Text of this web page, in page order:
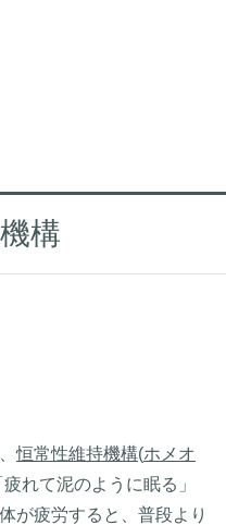
構
恒常性維持機構(ホメオ
れて泥のように眠る」
が疲労すると、普段より